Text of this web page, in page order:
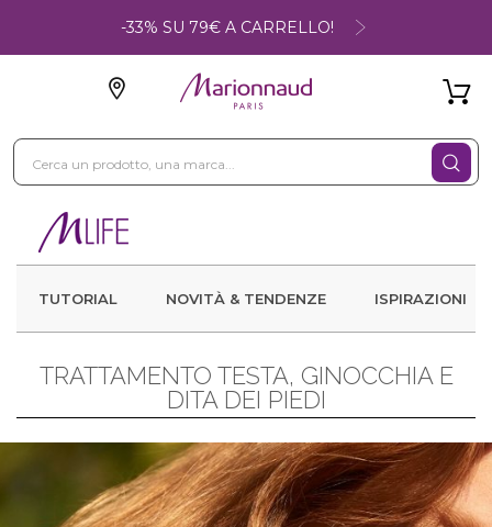
-33% SU 79€ A CARRELLO!
TUTORIAL NOVITÀ & TENDENZE ISPIRAZIONI
TRATTAMENTO TESTA, GINOCCHIA E
DITA DEI PIEDI